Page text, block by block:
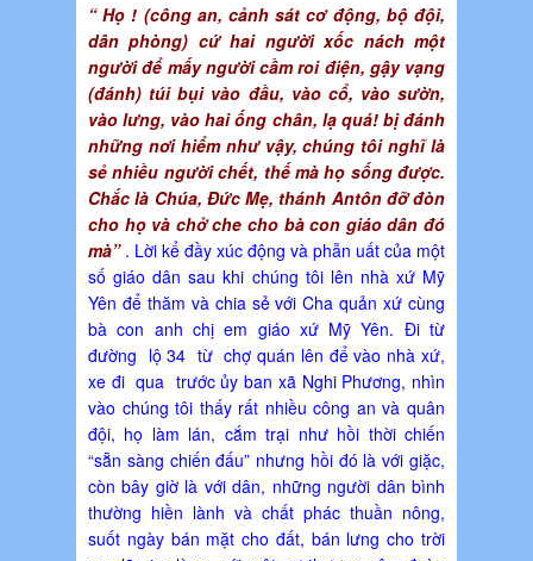
“ Họ ! (công an, cảnh sát cơ động, bộ đội,
dân phòng) cứ hai người xốc nách một
người để mấy người cầm roi điện, gậy vạng
(đánh) túi bụi vào đầu, vào cổ, vào sườn,
vào lưng, vào hai ống chân, lạ quá! bị đánh
những nơi hiểm như vậy, chúng tôi nghĩ là
sẻ nhiều người chết, thế mà họ sống được.
Chắc là Chúa, Đức Mẹ, thánh Antôn đỡ đòn
cho họ và chở che cho bà con giáo dân đó
mà” . Lời kể đầy xúc động và phẫn uất của một
số giáo dân sau khi chúng tôi lên nhà xứ Mỹ
Yên để thăm và chia sẻ với Cha quản xứ cùng
bà con anh chị em giáo xứ Mỹ Yên. Đi từ
đường lộ 34 từ chợ quán lên để vào nhà xứ,
xe đi qua trước ủy ban xã Nghi Phương, nhìn
vào chúng tôi thấy rất nhiều công an và quân
đội, họ làm lán, cắm trại như hồi thời chiến
“sẵn sàng chiến đấu” nhưng hồi đó là với giặc,
còn bây giờ là với dân, những người dân bình
thường hiền lành và chất phác thuần nông,
suốt ngày bán mặt cho đất, bán lưng cho trời